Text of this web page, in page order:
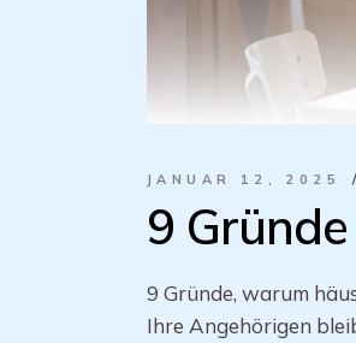
JANUAR 12, 2025
9
9 Gründe, warum
Ihre Angehörigen